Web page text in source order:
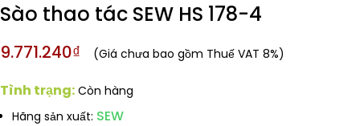
Sào thao tác SEW HS 178-4
9.771.240₫ (Giá chưa bao gồm Thuế VAT 8%)
Tình trạng: Còn hàng
Hãng sản xuất: SEW